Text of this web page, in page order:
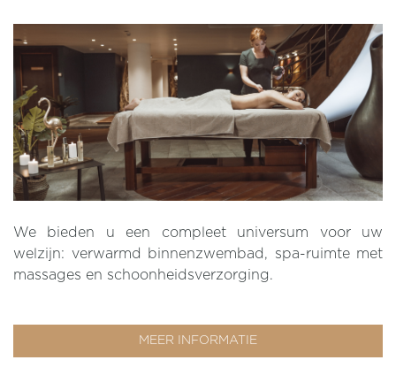
We bieden u een compleet universum voor uw
welzijn: verwarmd binnenzwembad, spa-ruimte met
massages en schoonheidsverzorging.
MEER INFORMATIE